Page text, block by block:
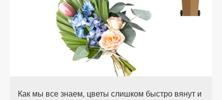
Как мы все знаем, цветы слишком быстро вянут и